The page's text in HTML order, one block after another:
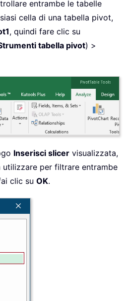
entrambe le tabelle
cella di una tabella pivot,
, quindi fare clic su
tabella pivot) >
Inserisci slicer visualizzata,
utilizzare per filtrare entrambe
clic su OK.